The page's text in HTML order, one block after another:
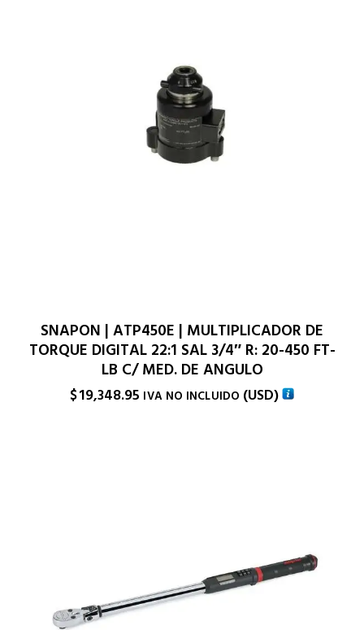
SNAPON | ATP450E | MULTIPLICADOR DE
TORQUE DIGITAL 22:1 SAL 3/4″ R: 20-450 FT-
LB C/ MED. DE ANGULO
$19,348.95 IVA NO INCLUIDO (USD)